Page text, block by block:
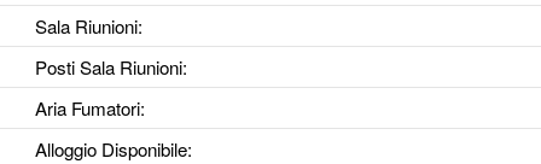
Sala Riunioni:
Posti Sala Riunioni:
Aria Fumatori:
Alloggio Disponibile: